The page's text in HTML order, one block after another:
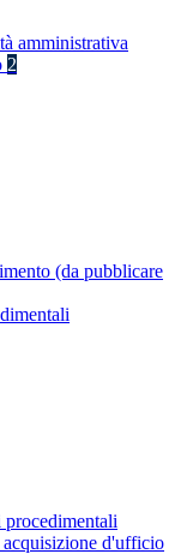
amministrativa
2
(da pubblicare
d'ufficio